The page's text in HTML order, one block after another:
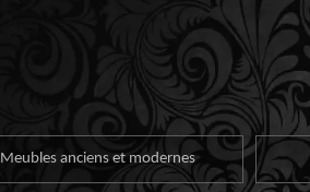
Meubles anciens et modernes